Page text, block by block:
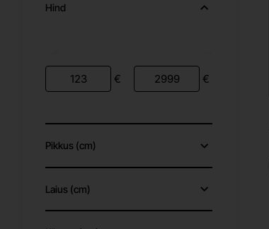
Hind
€ €
Pikkus (cm)
Laius (cm)